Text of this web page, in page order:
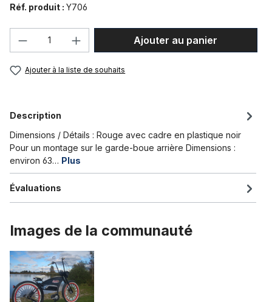
Réf. produit : Y706
Quantité de produit : Entrez la
Ajouter au panier
Ajouter à la liste de souhaits
Description
Dimensions / Détails : Rouge avec cadre en plastique noir
Pour un montage sur le garde-boue arrière Dimensions :
environ 63… Plus
Évaluations
Images de la communauté